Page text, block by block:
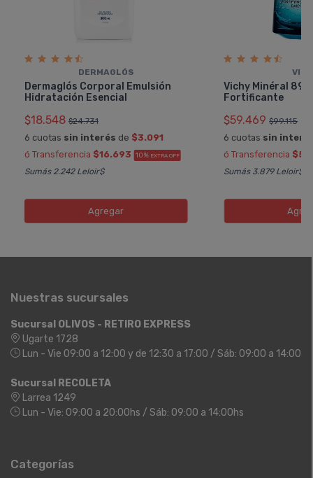
DERMAGLÓS
Dermaglós Corporal Emulsión
Hidratación Esencial
$18.548 $24.731
6 cuotas sin interés de $3.091
ó Transferencia $16.693 10% EXTRA OFF
Sumás 2.242 Leloir$
Agregar
Vichy Minéral 89
Fortificante
$59.469 $99.115
6 cuotas sin
ó Transferencia
Sumás 3.879 Leloir$
Nuestras sucursales
Sucursal OLIVOS - RETIRO EXPRESS
Ugarte 1728
Lun - Vie 09:00 a 12:00 y de 12:30 a 17:00 / Sáb: 09:00 a 14:00
Sucursal RECOLETA
Larrea 1249
Lun - Vie: 09:00 a 20:00hs / Sáb: 09:00 a 14:00hs
Categorías